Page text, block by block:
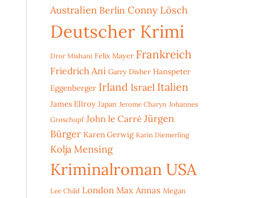
Australien Berlin Conny Lösch
Deutscher Krimi
Dror Mishani Felix Mayer Frankreich
Friedrich Ani Garry Disher Hanspeter
Eggenberger Irland Israel Italien
James Ellroy Japan Jerome Charyn Johannes
Groschupf John le Carré Jürgen
Bürger Karen Gerwig Karin Diemerling
Kolja Mensing
Kriminalroman USA
Lee Child London Max Annas Megan